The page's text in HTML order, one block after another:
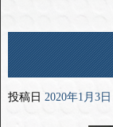
投稿日 2020年1月3日